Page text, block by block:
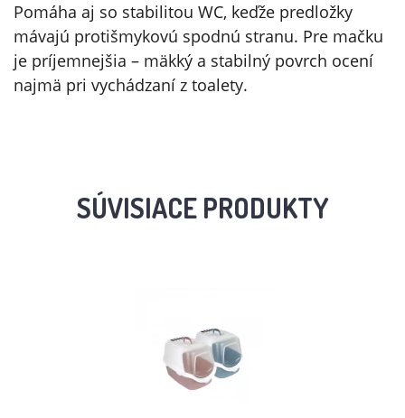
Pomáha aj so stabilitou WC, keďže predložky
mávajú protišmykovú spodnú stranu. Pre mačku
je príjemnejšia – mäkký a stabilný povrch ocení
najmä pri vychádzaní z toalety.
SÚVISIACE PRODUKTY